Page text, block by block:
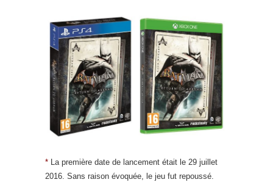
* La première date de lancement était le 29 juillet
2016. Sans raison évoquée, le jeu fut repoussé.